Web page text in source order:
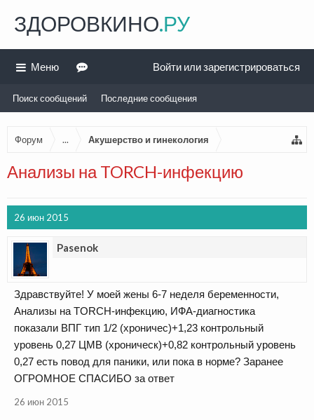
Форум ... Акушерство и гинекология
Анализы на TORCH-инфекцию
26 июн 2015
Pasenok
Здравствуйте! У моей жены 6-7 неделя беременности,
Анализы на TORCH-инфекцию, ИФА-диагностика
показали ВПГ тип 1/2 (хроничес)+1,23 контрольный
уровень 0,27 ЦМВ (хроническ)+0,82 контрольный уровень
0,27 есть повод для паники, или пока в норме? Заранее
ОГРОМНОЕ СПАСИБО за ответ
26 июн 2015
ЗДОРОВКИНО.РУ
Меню
Поиск сообщений Последние сообщения
Войти или зарегистрироваться